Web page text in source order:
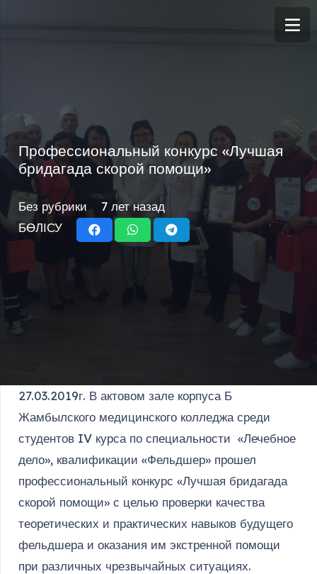
Профессиональный конкурс «Лучшая
бридагада скорой помощи»
Без рубрики
7 лет назад
БӨЛІСУ
27.03.2019г. В актовом зале корпуса Б
Жамбылского медицинского колледжа среди
студентов IV курса по специальности «Лечебное
дело», квалификации «Фельдшер» прошел
профессиональный конкурс «Лучшая бридагада
скорой помощи» с целью проверки качества
теоретических и практических навыков будущего
фельдшера и оказания им экстренной помощи
при различных чрезвычайных ситуациях.